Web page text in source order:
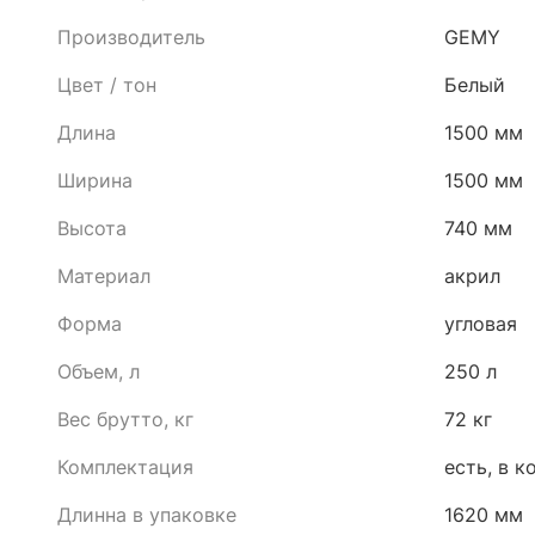
Производитель
GEMY
Цвет / тон
Белый
Длина
1500 мм
Ширина
1500 мм
Высота
740 мм
Материал
акрил
Форма
угловая
Объем, л
250 л
Вес брутто, кг
72 кг
Комплектация
есть, в
Длинна в упаковке
1620 мм